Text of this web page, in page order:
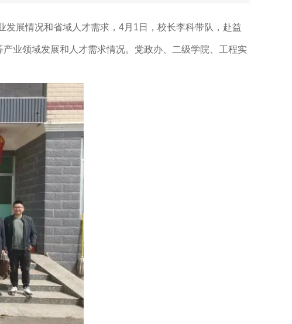
展情况和省域人才需求，4月1日，校长李科带队，赴益
业领域发展和人才需求情况。党政办、二级学院、工程实